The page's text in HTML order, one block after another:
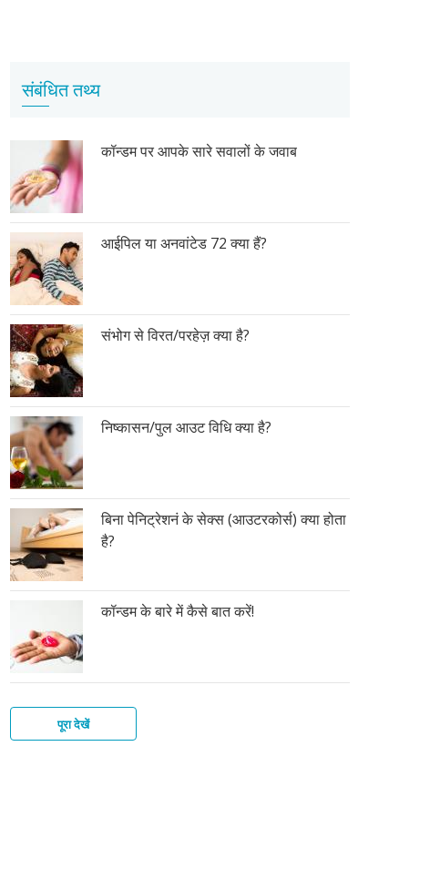
संबंधित तथ्य
कॉन्डम पर आपके सारे सवालों के जवाब
आईपिल या अनवांटेड 72 क्या हैं?
संभोग से विरत/परहेज़ क्या है?
निष्कासन/पुल आउट विधि क्या है?
बिना पेनिट्रेशनं के सेक्स (आउटरकोर्स) क्या होता
है?
कॉन्डम के बारे में कैसे बात करें!
पूरा देखें